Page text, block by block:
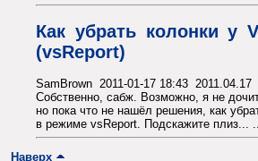
Как убрать колонки у
(vsReport)
SamBrown 2011-01-17 18:43 2011.04.17
Собственно, сабж. Возможно, я не
но пока что не нашёл решения, как
в режиме vsReport. Подскажите плиз...
Наверх